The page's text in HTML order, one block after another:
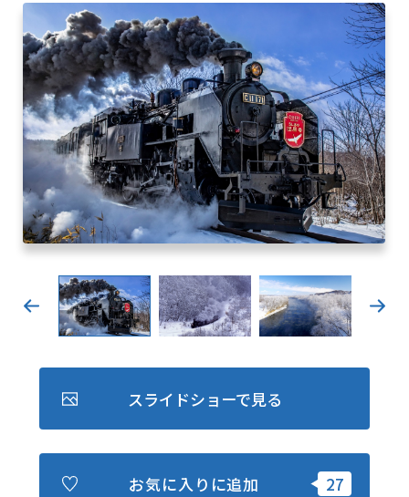
グルメ
アクセス
キュンちゃんオンラインショップ
北海道はやわかり
旅のテーマで探す
7つの国立公園
さっぽろ圏e旅ギフトスライドショーで見る
お気に入りに追加